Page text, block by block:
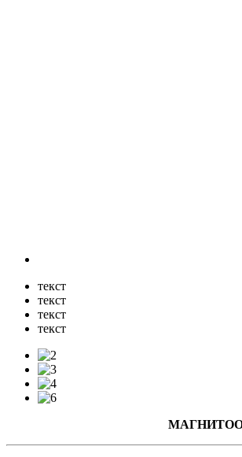
текст
текст
текст
текст